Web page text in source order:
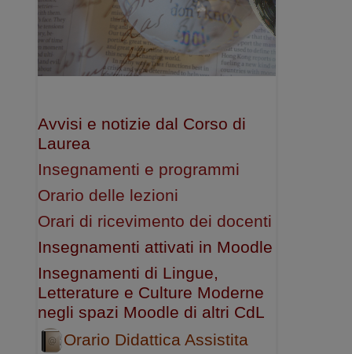
Avvisi e notizie dal Corso di
Laurea
Insegnamenti e programmi
Orario delle lezioni
Orari di ricevimento dei docenti
Insegnamenti attivati in Moodle
Insegnamenti di Lingue,
Letterature e Culture Moderne
negli spazi Moodle di altri CdL
Orario Didattica Assistita